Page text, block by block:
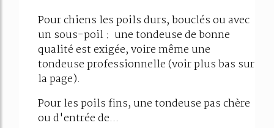
Pour chiens les poils durs, bouclés ou avec
un sous-poil : une tondeuse de bonne
qualité est exigée, voire même une
tondeuse professionnelle (voir plus bas sur
la page).
Pour les poils fins, une tondeuse pas chère
ou d'entrée de...